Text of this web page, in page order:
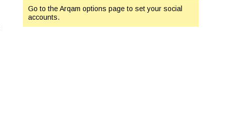
Go to the Arqam options page to set your social
accounts.